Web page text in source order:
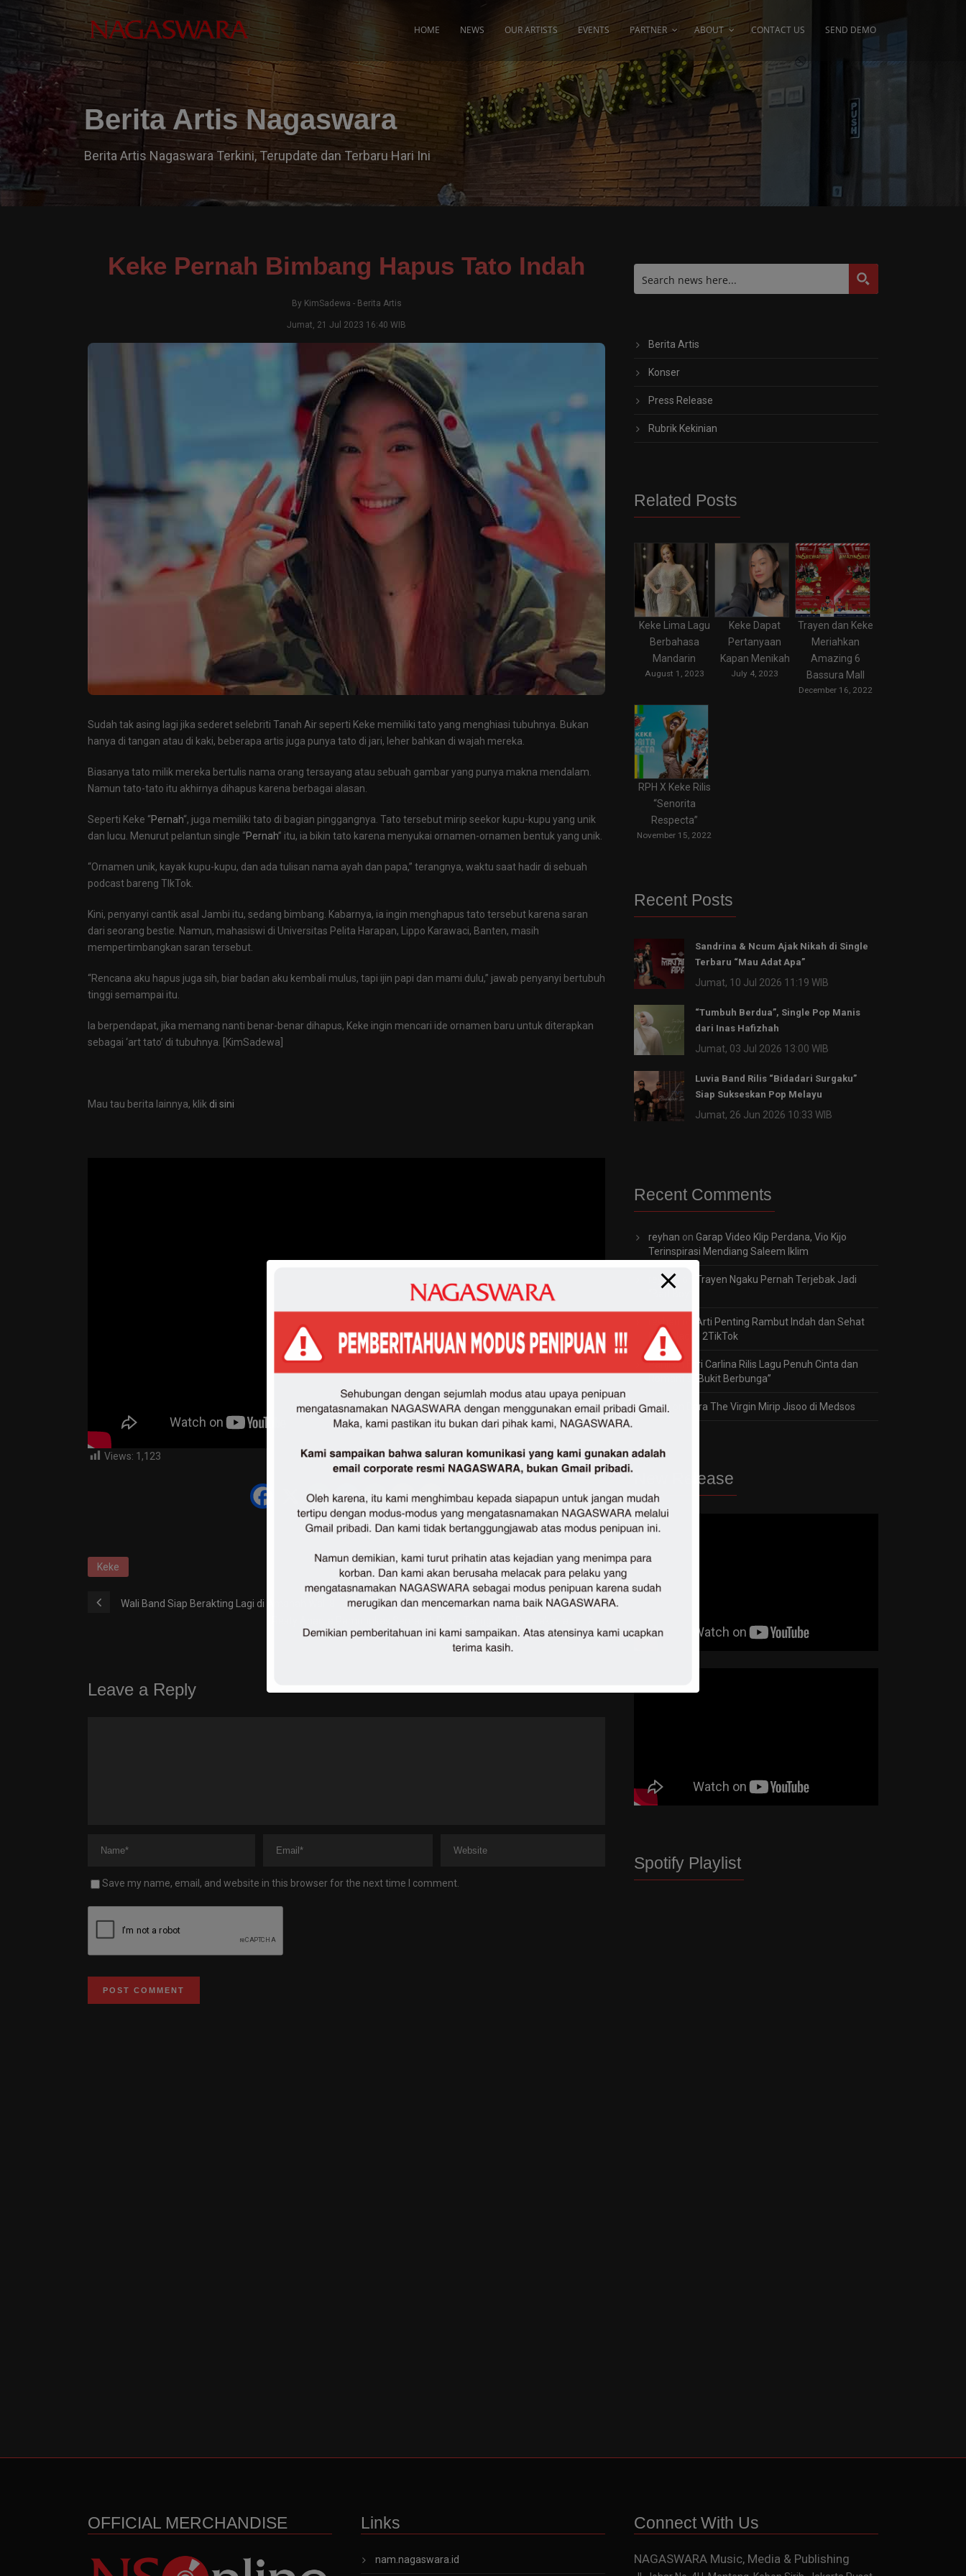
HOME NEWS OUR ARTISTS EVENTS PARTNER ABOUT CONTACT US SEND DEMO
Berita Artis Nagaswara
Berita Artis Nagaswara Terkini, Terupdate dan Terbaru Hari Ini
Keke Pernah Bimbang Hapus Tato Indah
By KimSadewa - Berita Artis
Jumat, 21 Jul 2023 16:40 WIB
Sudah tak asing lagi jika sederet selebriti Tanah Air seperti Keke memiliki tato yang menghiasi tubuhnya. Bukan
hanya di tangan atau di kaki, beberapa artis juga punya tato di jari, leher bahkan di wajah mereka.
Biasanya tato milik mereka bertulis nama orang tersayang atau sebuah gambar yang punya makna mendalam.
Namun tato-tato itu akhirnya dihapus karena berbagai alasan.
Seperti Keke “Pernah“, juga memiliki tato di bagian pinggangnya. Tato tersebut mirip seekor kupu-kupu yang unik
dan lucu. Menurut pelantun single “Pernah” itu, ia bikin tato karena menyukai ornamen-ornamen bentuk yang unik.
“Ornamen unik, kayak kupu-kupu, dan ada tulisan nama ayah dan papa,” terangnya, waktu saat hadir di sebuah
podcast bareng TIkTok.
Kini, penyanyi cantik asal Jambi itu, sedang bimbang. Kabarnya, ia ingin menghapus tato tersebut karena saran
dari seorang bestie. Namun, mahasiswi di Universitas Pelita Harapan, Lippo Karawaci, Banten, masih
mempertimbangkan saran tersebut.
“Rencana aku hapus juga sih, biar badan aku kembali mulus, tapi ijin papi dan mami dulu,” jawab penyanyi bertubuh
tinggi semampai itu.
Ia berpendapat, jika memang nanti benar-benar dihapus, Keke ingin mencari ide ornamen baru untuk diterapkan
sebagai ‘art tato’ di tubuhnya. [KimSadewa]
Mau tau berita lainnya, klik di sini
Views: 1,123
Share :
Keke
Wali Band Siap Berakting Lagi di Amanah Wali 8
Leave a Reply
Save my name, email, and website in this browser for the next time I comment.
Berita Artis
Konser
Press Release
Rubrik Kekinian
Related Posts
Keke Lima Lagu
Berbahasa
Mandarin
August 1, 2023
Keke Dapat
Pertanyaan
Kapan Menikah
July 4, 2023
Trayen dan Keke
Meriahkan
Amazing 6
Bassura Mall
December 16, 2022
RPH X Keke Rilis
“Senorita
Respecta”
November 15, 2022
Recent Posts
Sandrina & Ncum Ajak Nikah di Single
Terbaru “Mau Adat Apa”
Jumat, 10 Jul 2026 11:19 WIB
“Tumbuh Berdua”, Single Pop Manis
dari Inas Hafizhah
Jumat, 03 Jul 2026 13:00 WIB
Luvia Band Rilis “Bidadari Surgaku”
Siap Sukseskan Pop Melayu
Jumat, 26 Jun 2026 10:33 WIB
Recent Comments
reyhan on Garap Video Klip Perdana, Vio Kijo
Terinspirasi Mendiang Saleem Iklim
reyhan
Trayen Ngaku Pernah Terjebak Jadi
Arti Penting Rambut Indah dan Sehat
bagi Gladys 2TikTok
Panjion
Fitri Carlina Rilis Lagu Penuh Cinta dan
Romantis “Bukit Berbunga”
Jaka Dara The Virgin Mirip Jisoo di Medsos
New Release
Spotify Playlist
OFFICIAL MERCHANDISE Links
nam.nagaswara.id
Connect With Us
NAGASWARA Music, Media & Publishing
modal-check